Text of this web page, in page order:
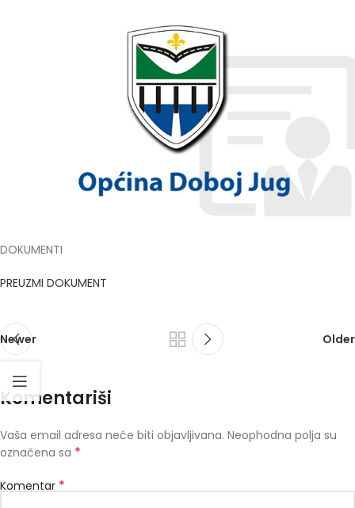
DOKUMENTI
PREUZMI DOKUMENT
Newer Older
Komentariši
Vaša email adresa neće biti objavljivana. Neophodna polja su
označena sa *
Komentar *